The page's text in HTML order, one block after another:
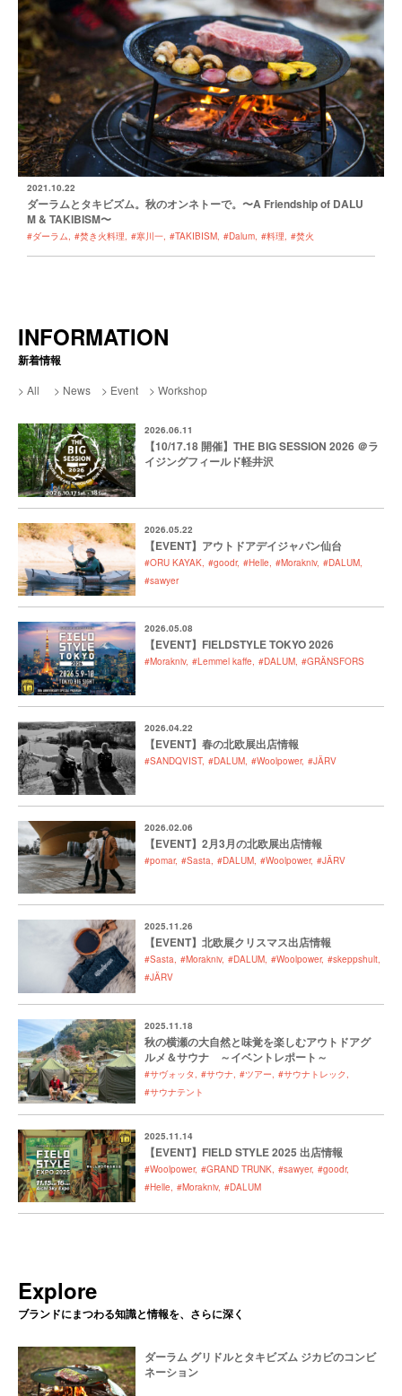
2021.10.22
ダーラムとタキビズム。秋のオンネトーで。〜A Friendship of DALU
M & TAKIBISM〜
#ダーラム #焚き火料理 #寒川一 #TAKIBISM #Dalum #料理 #焚火
INFORMATION
新着情報
All News Event Workshop
2026.06.11
【10/17.18 開催】THE BIG SESSION 2026 ＠ラ
イジングフィールド軽井沢
2026.05.22
【EVENT】アウトドアデイジャパン仙台
#ORU KAYAK #goodr #Helle #Morakniv #DALUM
#sawyer
2026.05.08
【EVENT】FIELDSTYLE TOKYO 2026
#Morakniv #Lemmel kaffe #DALUM #GRÄNSFORS
2026.04.22
【EVENT】春の北欧展出店情報
#SANDQVIST #DALUM #Woolpower #JÄRV
2026.02.06
【EVENT】2月3月の北欧展出店情報
#pomar #Sasta #DALUM #Woolpower #JÄRV
2025.11.26
【EVENT】北欧展クリスマス出店情報
#Sasta #Morakniv #DALUM #Woolpower #skeppshult
#JÄRV
2025.11.18
秋の横瀬の大自然と味覚を楽しむアウトドアグ
ルメ＆サウナ ～イベントレポート～
#サヴォッタ #サウナ #ツアー #サウナトレック
#サウナテント
2025.11.14
【EVENT】FIELD STYLE 2025 出店情報
#Woolpower #GRAND TRUNK #sawyer #goodr
#Helle #Morakniv #DALUM
Explore
ブランドにまつわる知識と情報を、さらに深く
ダーラム グリドルとタキビズム ジカビのコンビ
ネーション